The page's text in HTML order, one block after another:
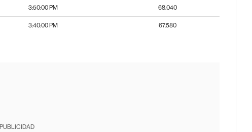
3:50:00 PM 68.040
3:40:00 PM 67.580
PUBLICIDAD